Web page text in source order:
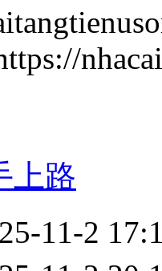
上路
11-2